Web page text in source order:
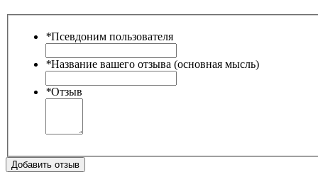
*Псевдоним пользователя
*Название вашего отзыва (основная мысль)
*Отзыв
Добавить отзыв